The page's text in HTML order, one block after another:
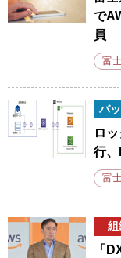
で
員
富
バ
ロ
行
富
組
「